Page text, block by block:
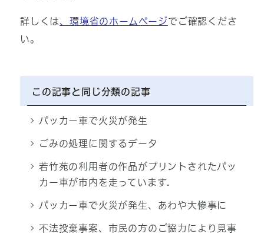
詳しくは、環境省のホームページでご確認くださ
い。
この記事と同じ分類の記事
パッカー車で火災が発生
ごみの処理に関するデータ
若竹苑の利用者の作品がプリントされたパッ
カー車が市内を走っています.
パッカー車で火災が発生、あわや大惨事に
不法投棄事案、市民の方のご協力により見事